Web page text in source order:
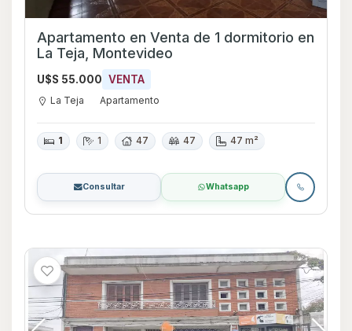
Apartamento en Venta de 1 dormitorio en
La Teja, Montevideo
U$S 55.000 VENTA
La Teja Apartamento
1 1 47 47 47 m²
Consultar Whatsapp